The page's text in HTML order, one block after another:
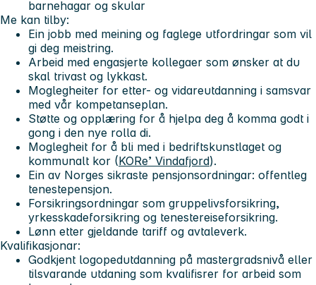
barnehagar og skular
Me kan tilby:
Ein jobb med meining og faglege utfordringar som vil
gi deg meistring.
Arbeid med engasjerte kollegaer som ønsker at du
skal trivast og lykkast.
Moglegheiter for etter- og vidareutdanning i samsvar
med vår kompetanseplan.
Støtte og opplæring for å hjelpa deg å komma godt i
gong i den nye rolla di.
Moglegheit for å bli med i bedriftskunstlaget og
kommunalt kor (KORe’ Vindafjord).
Ein av Norges sikraste pensjonsordningar: offentleg
tenestepensjon.
Forsikringsordningar som gruppelivsforsikring,
yrkesskadeforsikring og tenestereiseforsikring.
Lønn etter gjeldande tariff og avtaleverk.
Kvalifikasjonar:
Godkjent logopedutdanning på mastergradsnivå eller
tilsvarande utdaning som kvalifisrer for arbeid som